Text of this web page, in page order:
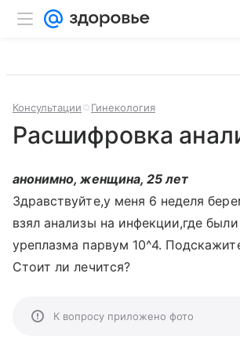
Консультации Гинекология
Расшифровка
анонимно, женщина, 25 лет
Здравствуйте,у меня 6 неделя
взял анализы на инфекции,где
уреплазма парвум 10^4.
Стоит ли лечится?
К вопросу приложено фото